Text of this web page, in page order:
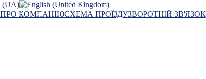
ПРО КОМПАНІЮСХЕМА ПРОЇЗДУЗВОРОТНІЙ ЗВ'ЯЗОК